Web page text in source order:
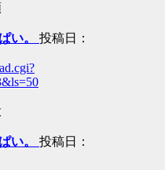
い。 投稿日：
い。 投稿日：